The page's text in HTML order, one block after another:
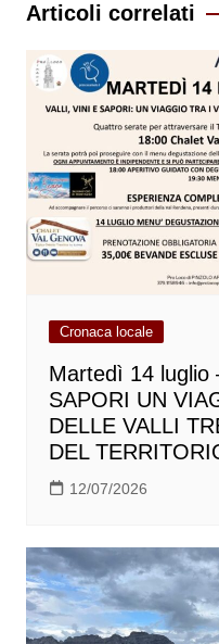
Articoli correlati
Cronaca locale
Martedì 14 luglio
SAPORI UN
DELLE VALLI
DEL
12/07/2026